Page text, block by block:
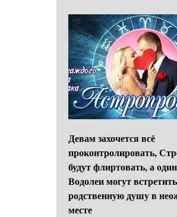
Девам захочется всё
проконтролировать,
будут флиртовать, а
Водолеи могут встретить
родственную душу в
месте